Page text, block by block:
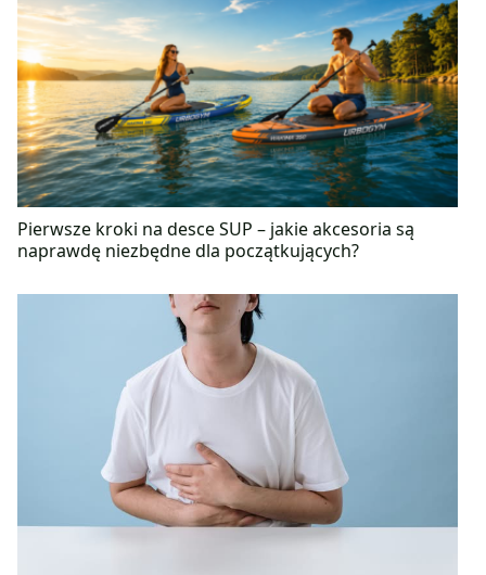
Pierwsze kroki na desce SUP – jakie akcesoria są
naprawdę niezbędne dla początkujących?